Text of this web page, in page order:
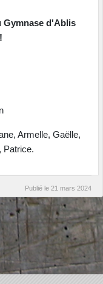
Gymnase d'Ablis
Armelle, Gaëlle,
Patrice.
Publié le 21 mars 2024